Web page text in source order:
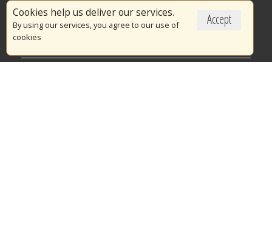
Accept
Cookies help us deliver our services.
By using our services, you agree to our use of
cookies
Το Πυροσβεστικό Σώμα